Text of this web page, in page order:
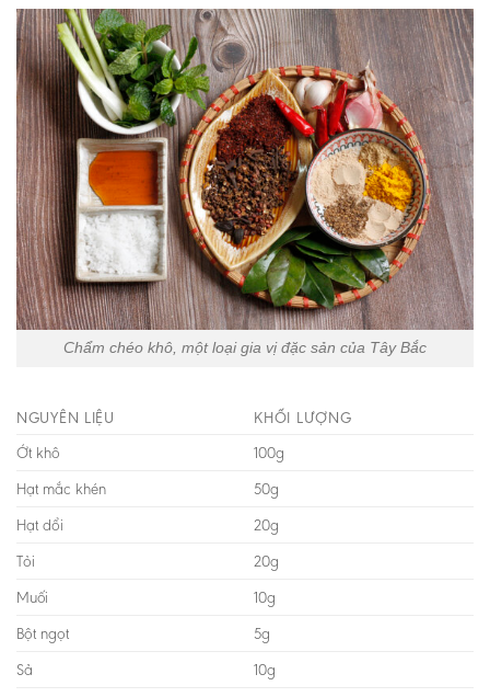
Chẩm chéo khô, một loại gia vị đặc sản của Tây Bắc
NGUYÊN LIỆU
KHỐI LƯỢNG
Ớt khô
100g
Hạt mắc khén
50g
Hạt dổi
20g
Tỏi
20g
Muối
10g
Bột ngọt
5g
Sả
10g